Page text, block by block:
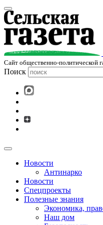
Cайт общественно-политической
Поиск
Новости
Антинарко
Новости
Спецпроекты
Полезные знания
Экономика,
Наш дом